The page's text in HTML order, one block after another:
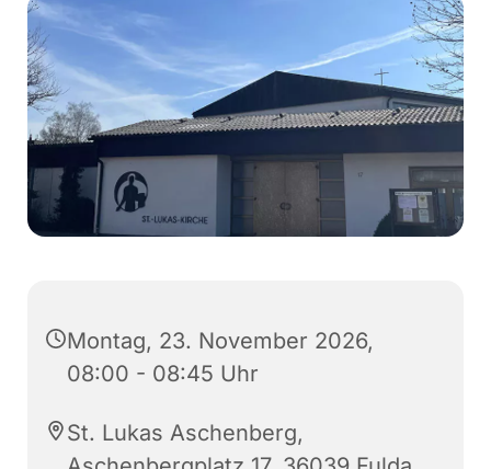
Montag, 23. November 2026,
08:00 - 08:45 Uhr
St. Lukas Aschenberg,